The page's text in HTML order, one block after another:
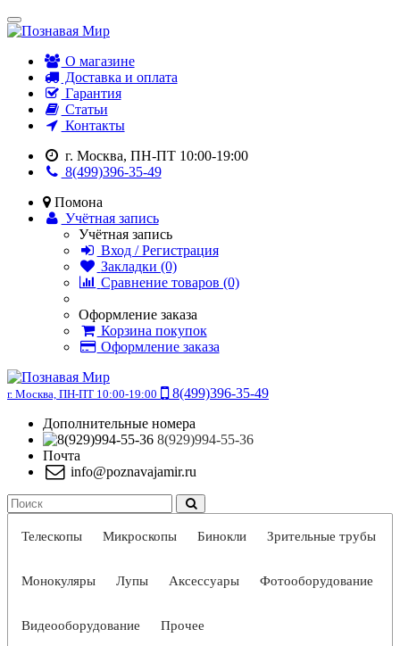
О магазине
Доставка и оплата
Гарантия
Статьи
Контакты
г. Москва, ПН-ПТ 10:00-19:00
8(499)396-35-49
Помона
Учётная запись
Учётная запись
Вход / Регистрация
Закладки (0)
Сравнение товаров (0)
Оформление заказа
Корзина покупок
Оформление заказа
г. Москва, ПН-ПТ 10:00-19:00
8(499)396-35-49
Дополнительные номера
8(929)994-55-36
Почта
info@poznavajamir.ru
Телескопы Микроскопы Бинокли Зрительные трубы
Монокуляры Лупы Аксессуары Фотооборудование
Видеооборудование Прочее